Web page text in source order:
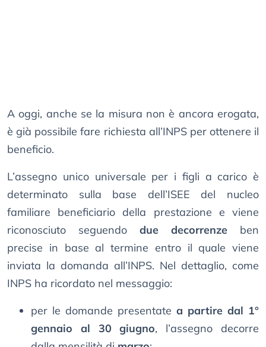
A oggi, anche se la misura non è ancora erogata,
è già possibile fare richiesta all’INPS per ottenere il
beneficio.
L’assegno unico universale per i figli a carico è
determinato sulla base dell’ISEE del nucleo
familiare beneficiario della prestazione e viene
riconosciuto seguendo due decorrenze ben
precise in base al termine entro il quale viene
inviata la domanda all’INPS. Nel dettaglio, come
INPS ha ricordato nel messaggio:
per le domande presentate a partire dal 1°
gennaio al 30 giugno, l’assegno decorre